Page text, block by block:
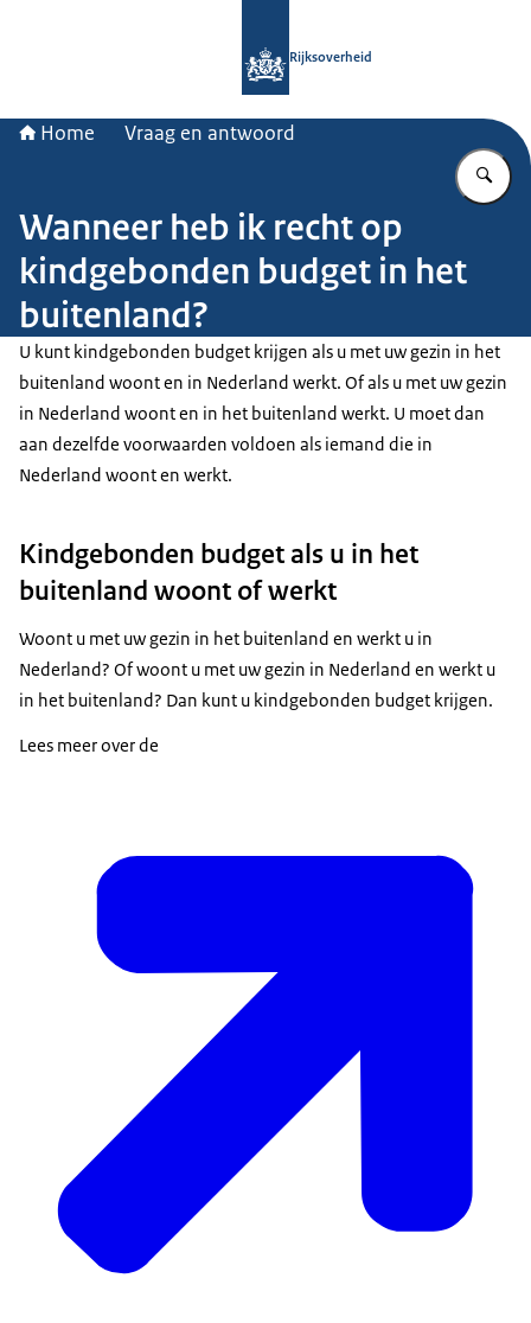
Rijksoverheid
Home Vraag en antwoord
Wanneer heb ik recht op
kindgebonden budget in het
buitenland?
U kunt kindgebonden budget krijgen als u met uw gezin in het
buitenland woont en in Nederland werkt. Of als u met uw gezin
in Nederland woont en in het buitenland werkt. U moet dan
aan dezelfde voorwaarden voldoen als iemand die in
Nederland woont en werkt.
Kindgebonden budget als u in het
buitenland woont of werkt
Woont u met uw gezin in het buitenland en werkt u in
Nederland? Of woont u met uw gezin in Nederland en werkt u
in het buitenland? Dan kunt u kindgebonden budget krijgen.
Lees meer over de